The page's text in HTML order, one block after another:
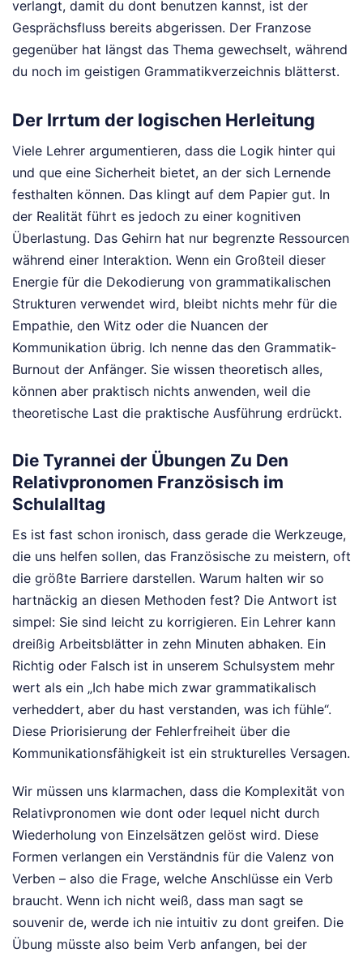
verlangt, damit du dont benutzen kannst, ist der
Gesprächsfluss bereits abgerissen. Der Franzose
gegenüber hat längst das Thema gewechselt, während
du noch im geistigen Grammatikverzeichnis blätterst.
Der Irrtum der logischen Herleitung
Viele Lehrer argumentieren, dass die Logik hinter qui
und que eine Sicherheit bietet, an der sich Lernende
festhalten können. Das klingt auf dem Papier gut. In
der Realität führt es jedoch zu einer kognitiven
Überlastung. Das Gehirn hat nur begrenzte Ressourcen
während einer Interaktion. Wenn ein Großteil dieser
Energie für die Dekodierung von grammatikalischen
Strukturen verwendet wird, bleibt nichts mehr für die
Empathie, den Witz oder die Nuancen der
Kommunikation übrig. Ich nenne das den Grammatik-
Burnout der Anfänger. Sie wissen theoretisch alles,
können aber praktisch nichts anwenden, weil die
theoretische Last die praktische Ausführung erdrückt.
Die Tyrannei der Übungen Zu Den
Relativpronomen Französisch im
Schulalltag
Es ist fast schon ironisch, dass gerade die Werkzeuge,
die uns helfen sollen, das Französische zu meistern, oft
die größte Barriere darstellen. Warum halten wir so
hartnäckig an diesen Methoden fest? Die Antwort ist
simpel: Sie sind leicht zu korrigieren. Ein Lehrer kann
dreißig Arbeitsblätter in zehn Minuten abhaken. Ein
Richtig oder Falsch ist in unserem Schulsystem mehr
wert als ein „Ich habe mich zwar grammatikalisch
verheddert, aber du hast verstanden, was ich fühle“.
Diese Priorisierung der Fehlerfreiheit über die
Kommunikationsfähigkeit ist ein strukturelles Versagen.
Wir müssen uns klarmachen, dass die Komplexität von
Relativpronomen wie dont oder lequel nicht durch
Wiederholung von Einzelsätzen gelöst wird. Diese
Formen verlangen ein Verständnis für die Valenz von
Verben – also die Frage, welche Anschlüsse ein Verb
braucht. Wenn ich nicht weiß, dass man sagt se
souvenir de, werde ich nie intuitiv zu dont greifen. Die
Übung müsste also beim Verb anfangen, bei der